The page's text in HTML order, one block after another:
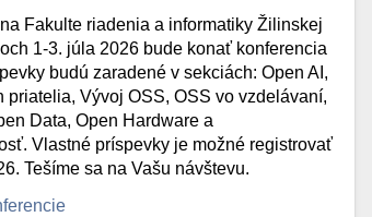
Fakulte riadenia a informatiky Žilinskej
1-3. júla 2026 bude konať konferencia
budú zaradené v sekciách: Open AI,
priatelia, Vývoj OSS, OSS vo vzdelávaní,
Data, Open Hardware a
Vlastné príspevky je možné registrovať
Tešíme sa na Vašu návštevu.